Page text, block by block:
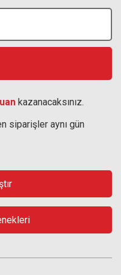
kazanacaksınız.
siparişler aynı gün